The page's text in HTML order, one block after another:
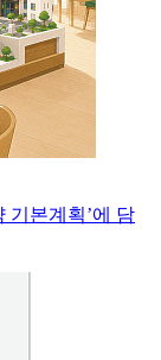
기본계획’에 담